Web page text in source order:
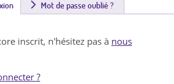
(
n
Mot de passe oublié ?
inscrit, n'hésitez pas à nous
?